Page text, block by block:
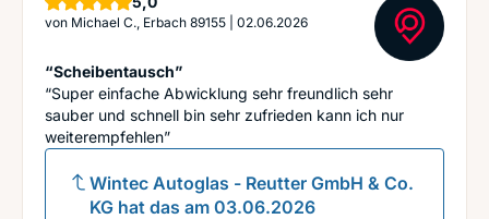
von Michael C., Erbach 89155 02.06.2026
“Scheibentausch”
“Super einfache Abwicklung sehr freundlich sehr
sauber und schnell bin sehr zufrieden kann ich nur
weiterempfehlen”
Wintec Autoglas - Reutter GmbH & Co.
KG hat das am 03.06.2026